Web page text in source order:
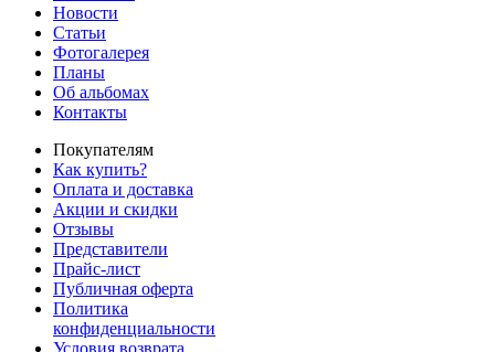
Новости
Статьи
Фотогалерея
Планы
Об альбомах
Контакты
Покупателям
Как купить?
Оплата и доставка
Акции и скидки
Отзывы
Представители
Прайс-лист
Публичная оферта
Политика
конфиденциальности
Условия возврата